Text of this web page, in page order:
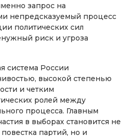
запрос на
непредсказуемый процесс
политических сил
риск и угроза
система России
высокой степенью
и четким
ролей между
процесса. Главным
в выборах становится не
партий, но и